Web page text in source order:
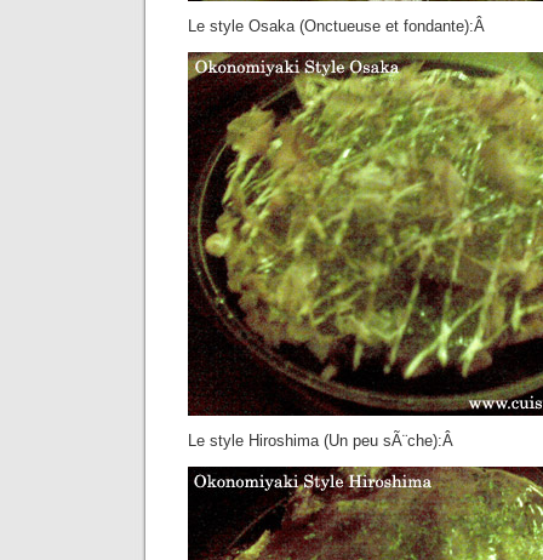
Le style Osaka (Onctueuse et fondante):Â
Le style Hiroshima (Un peu sÃ¨che):Â